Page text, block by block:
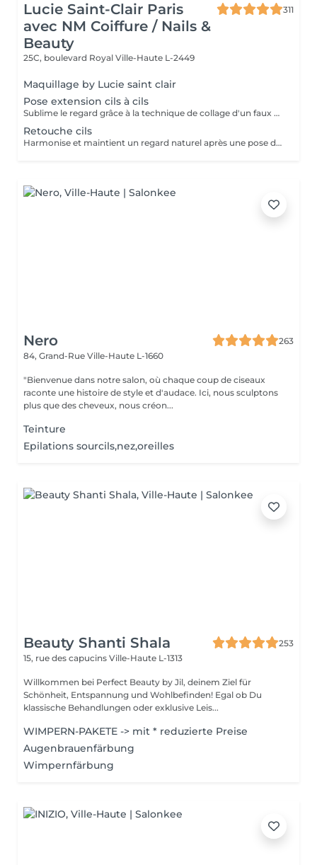
Lucie Saint-Clair Paris
avec NM Coiffure / Nails &
Beauty
311
25C, boulevard Royal Ville-Haute L-2449
Maquillage by Lucie saint clair
Pose extension cils à cils
Sublime le regard grâce à la technique de collage d'un faux cil sur chacun de vos cils naturels. Cette technique permet d'avoir un effet mascara sur mesure.
Retouche cils
Harmonise et maintient un regard naturel après une pose d'extension de cils à cils.
Nero
263
84, Grand-Rue Ville-Haute L-1660
"Bienvenue dans notre salon, où chaque coup de ciseaux
raconte une histoire de style et d'audace. Ici, nous sculptons
plus que des cheveux, nous créon...
Teinture
Epilations sourcils,nez,oreilles
Beauty Shanti Shala
253
15, rue des capucins Ville-Haute L-1313
Willkommen bei Perfect Beauty by Jil, deinem Ziel für
Schönheit, Entspannung und Wohlbefinden! Egal ob Du
klassische Behandlungen oder exklusive Leis...
WIMPERN-PAKETE -> mit * reduzierte Preise
Augenbrauenfärbung
Wimpernfärbung